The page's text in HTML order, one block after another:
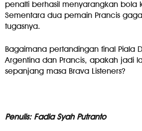
penalti berhasil menyarangkan bola
Sementara dua pemain Prancis
tugasnya.
Bagaimana pertandingan final Piala
Argentina dan Prancis, apakah jadi
sepanjang masa Brava Listeners?
Penulis: Fadia Syah Putranto